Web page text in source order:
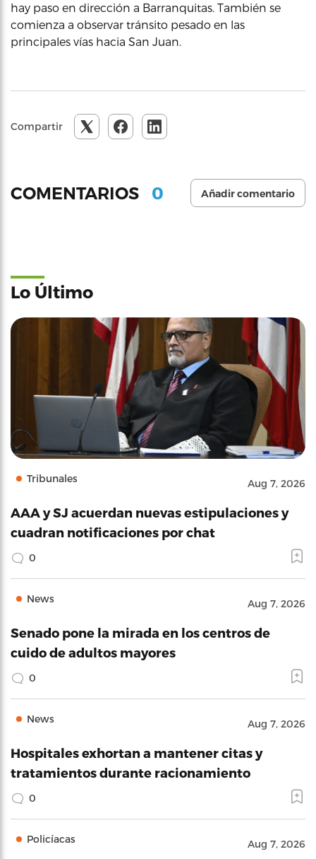
hay paso en dirección a Barranquitas. También se
comienza a observar tránsito pesado en las
principales vías hacia San Juan.
Compartir
COMENTARIOS 0 Añadir comentario
Lo Último
Tribunales Aug 7, 2026
AAA y SJ acuerdan nuevas estipulaciones y
cuadran notificaciones por chat
0
News Aug 7, 2026
Senado pone la mirada en los centros de
cuido de adultos mayores
0
News Aug 7, 2026
Hospitales exhortan a mantener citas y
tratamientos durante racionamiento
0
Policíacas Aug 7, 2026